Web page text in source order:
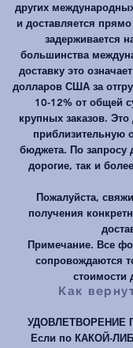
других
и доставляется
задерживается
большинства
доставку это
долларов США за
10-12% от общей
крупных заказов.
приблизительную
бюджета. По запросу
дорогие, так и
Пожалуйста,
получения
Примечание. Все
сопровождаются
стоимости
Как
УДОВЛЕТВОРЕНИЕ
Если по КАКОЙ-